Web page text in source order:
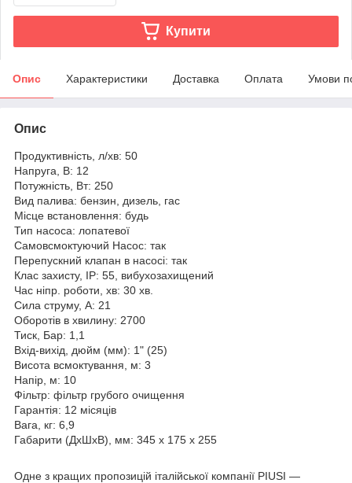
Купити
Опис Характеристики Доставка Оплата Умови
Опис
Продуктивність, л/хв: 50
Напруга, В: 12
Потужність, Вт: 250
Вид палива: бензин, дизель, гас
Місце встановлення: будь
Тип насоса: лопатевої
Самовсмоктуючий Насос: так
Перепускний клапан в насосі: так
Клас захисту, IP: 55, вибухозахищений
Час ніпр. роботи, хв: 30 хв.
Сила струму, А: 21
Оборотів в хвилину: 2700
Тиск, Бар: 1,1
Вхід-вихід, дюйм (мм): 1" (25)
Висота всмоктування, м: 3
Напір, м: 10
Фільтр: фільтр грубого очищення
Гарантія: 12 місяців
Вага, кг: 6,9
Габарити (ДхШхВ), мм: 345 х 175 х 255
Одне з кращих пропозицій італійської компанії PIUSI —